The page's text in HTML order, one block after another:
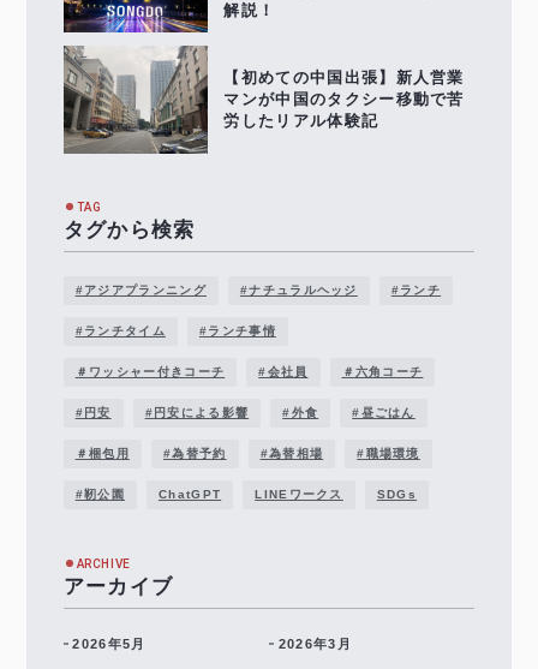
解説！
【初めての中国出張】新人営業
マンが中国のタクシー移動で苦
労したリアル体験記
TAG
タグから検索
#アジアプランニング #ナチュラルヘッジ #ランチ
#ランチタイム #ランチ事情
＃ワッシャー付きコーチ #会社員 ＃六角コーチ
#円安 #円安による影響 #外食 #昼ごはん
＃梱包用 #為替予約 #為替相場 #職場環境
#靭公園 ChatGPT LINEワークス SDGs
ARCHIVE
アーカイブ
2026年5月 2026年3月